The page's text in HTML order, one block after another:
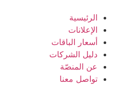
الرئيسية
الإعلانات
أسعار الباقات
دليل الشركات
عن المنصّة
تواصل معنا